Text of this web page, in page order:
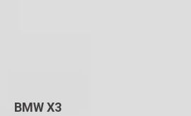
BMW X3